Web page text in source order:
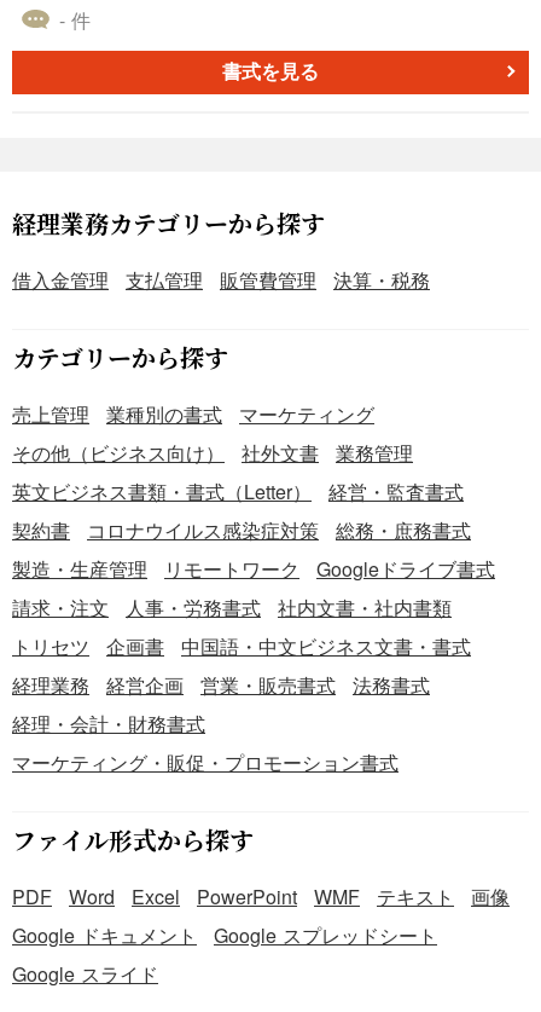
- 件
書式を見る
経理業務カテゴリーから探す
借入金管理 支払管理 販管費管理 決算・税務
カテゴリーから探す
売上管理 業種別の書式
マーケティング
その他（ビジネス向け）
社外文書
業務管理
英文ビジネス書類・書式（Letter）
経営・監査書式
契約書
コロナウイルス感染症対策
総務・庶務書式
製造・生産管理
リモートワーク
Googleドライブ書式
請求・注文
人事・労務書式
社内文書・社内書類
トリセツ
企画書
中国語・中文ビジネス文書・書式
経理業務
経営企画 営業・販売書式
法務書式
経理・会計・財務書式
マーケティング・販促・プロモーション書式
ファイル形式から探す
PDF Word Excel PowerPoint WMF テキスト
画像
Google ドキュメント
Google スプレッドシート
Google スライド